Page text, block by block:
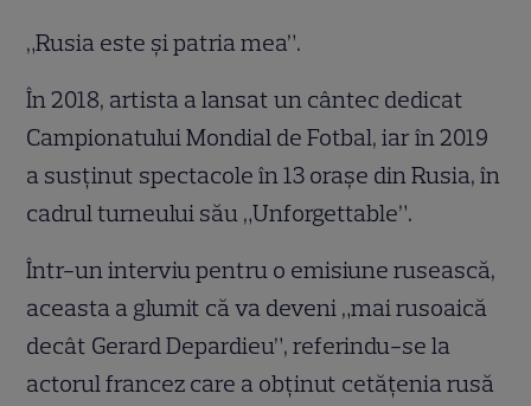
„Rusia este și patria mea”.
În 2018, artista a lansat un cântec dedicat
Campionatului Mondial de Fotbal, iar în 2019
a susținut spectacole în 13 orașe din Rusia, în
cadrul turneului său „Unforgettable”.
Într-un interviu pentru o emisiune rusească,
aceasta a glumit că va deveni „mai rusoaică
decât Gerard Depardieu”, referindu-se la
actorul francez care a obținut cetățenia rusă